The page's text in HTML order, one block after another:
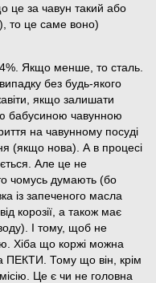
це за чавун такий або
то це саме воно)
Якщо менше, то сталь.
без будь-якого
якщо залишати
бабусиною чавунною
на чавунному посуді
(якщо нова). А в процесі
Але це не
чомусь думають (бо
із запеченого масла
корозії, а також має
І тому, щоб не
Хіба що коржі можна
ПЕКТИ. Тому що він, крім
Це є чи не головна